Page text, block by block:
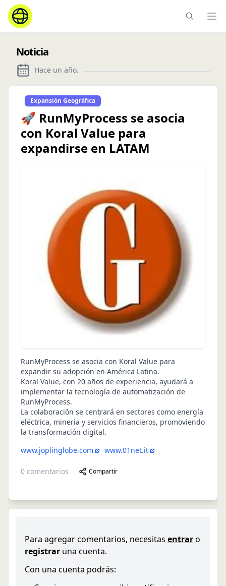
Noticia
Hace un año.
Expansión Geográfica
🚀 RunMyProcess se asocia
con Koral Value para
expandirse en LATAM
RunMyProcess se asocia con Koral Value para
expandir su adopción en América Latina.
Koral Value, con 20 años de experiencia, ayudará a
implementar la tecnología de automatización de
RunMyProcess.
La colaboración se centrará en sectores como energía
eléctrica, minería y servicios financieros, promoviendo
la transformación digital.
www.joplinglobe.com
www.01net.it
0 comentarios Compartir
Para agregar comentarios, necesitas entraro
registrar una cuenta.
Con una cuenta podrás: